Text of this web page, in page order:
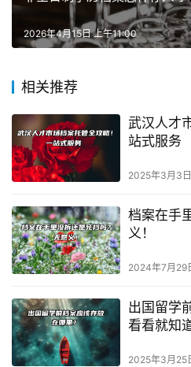
2026年4月15日 上午11:00
相关推荐
武汉人才
站式服务
2025年3月3日
档案在手
义！
2024年7月29
出国留学
看看就知道
2025年3月25